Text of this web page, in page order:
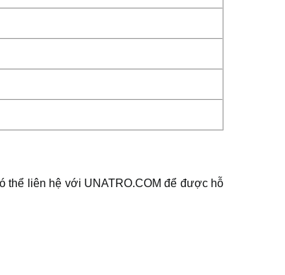
thể liên hệ với UNATRO.COM để được hỗ